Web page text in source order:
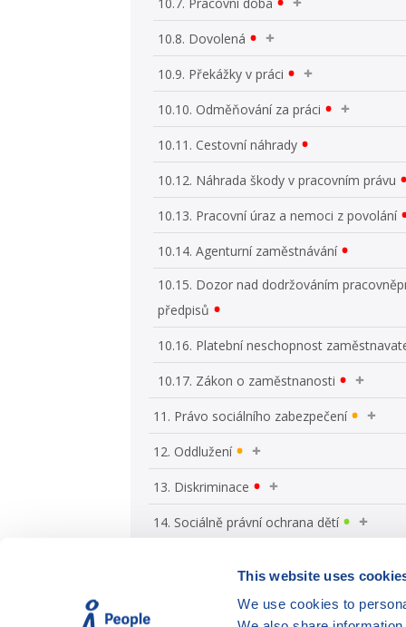
This website uses
We use cookies to
10.8. Dovolená
10.9. Překážky v práci
10.10. Odměňování za práci
10.11. Cestovní náhrady
10.12. Náhrada škody v pracovním právu
10.13. Pracovní úraz a nemoci z povolání
10.14. Agenturní zaměstnávání
10.15. Dozor nad dodržováním
předpisů
10.16. Platební neschopnost
10.17. Zákon o zaměstnanosti
11. Právo sociálního zabezpečení
12. Oddlužení
13. Diskriminace
14. Sociálně právní ochrana dětí